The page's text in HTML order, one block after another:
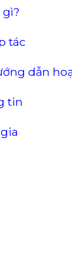
tác
dẫn
tin